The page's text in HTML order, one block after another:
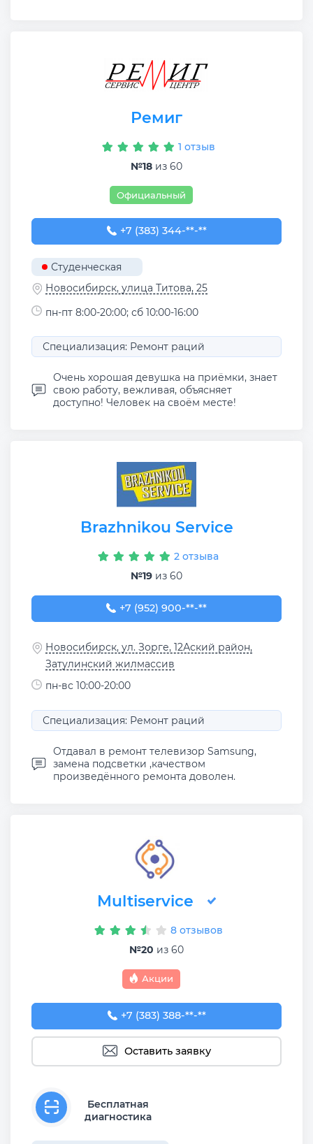
Ремиг
1 отзыв
№18 из 60
Официальный
+7 (383) 344-30-68
+7 (383) 344-**-**
Студенческая
Новосибирск, улица Титова, 25
пн-пт 8:00-20:00; сб 10:00-16:00
Специализация: Ремонт раций
Очень хорошая девушка на приёмки, знает
свою работу, вежливая, объясняет
доступно! Человек на своём месте!
Brazhnikou Service
2 отзыва
№19 из 60
+7 (952) 900-54-04
+7 (952) 900-**-**
Новосибирск, ул. Зорге, 12Аский район,
Затулинский жилмассив
пн-вс 10:00-20:00
Специализация: Ремонт раций
Отдавал в ремонт телевизор Samsung,
замена подсветки ,качеством
произведённого ремонта доволен.
Multiservice
8 отзывов
№20 из 60
Акции
+7 (383) 388-93-76
+7 (383) 388-**-**
Оставить заявку
Бесплатная
диагностика